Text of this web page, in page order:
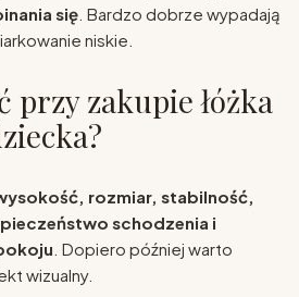
się . Bardzo dobrze wypadają
niskie.
przy zakupie łóżka
rozmiar, stabilność,
schodzenia i
. Dopiero później warto
wizualny.